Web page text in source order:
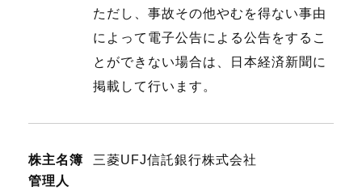
ただし、事故その他やむを得ない事由
によって電子公告による公告をするこ
とができない場合は、日本経済新聞に
掲載して行います。
株主名簿
管理人
三菱UFJ信託銀行株式会社